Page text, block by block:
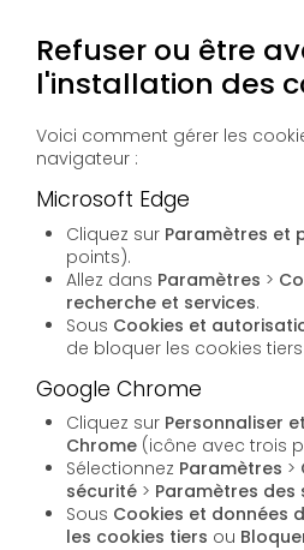
Refuser ou être
l'installation des
Voici comment gérer les
navigateur :
Microsoft Edge
Cliquez sur Paramètres et
points).
Allez dans Paramètres >
recherche et services.
Sous Cookies et
de bloquer les cookies
Google Chrome
Cliquez sur Personnaliser
Chrome (icône avec trois
Sélectionnez Paramètres >
sécurité > Paramètres des
Sous Cookies et données
les cookies tiers ou